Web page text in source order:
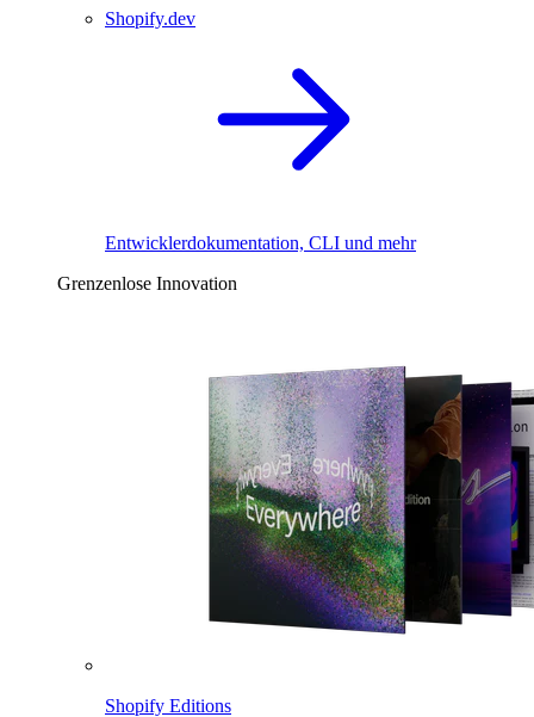
Shopify.dev
Entwicklerdokumentation, CLI und mehr
Grenzenlose Innovation
Shopify Editions